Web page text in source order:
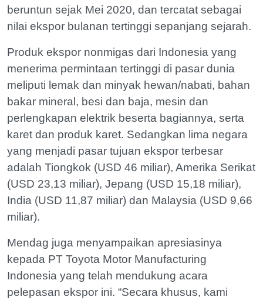
beruntun sejak Mei 2020, dan tercatat sebagai
nilai ekspor bulanan tertinggi sepanjang sejarah.
Produk ekspor nonmigas dari Indonesia yang
menerima permintaan tertinggi di pasar dunia
meliputi lemak dan minyak hewan/nabati, bahan
bakar mineral, besi dan baja, mesin dan
perlengkapan elektrik beserta bagiannya, serta
karet dan produk karet. Sedangkan lima negara
yang menjadi pasar tujuan ekspor terbesar
adalah Tiongkok (USD 46 miliar), Amerika Serikat
(USD 23,13 miliar), Jepang (USD 15,18 miliar),
India (USD 11,87 miliar) dan Malaysia (USD 9,66
miliar).
Mendag juga menyampaikan apresiasinya
kepada PT Toyota Motor Manufacturing
Indonesia yang telah mendukung acara
pelepasan ekspor ini. “Secara khusus, kami